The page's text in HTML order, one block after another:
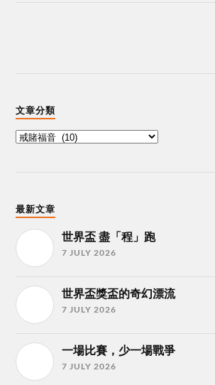
文章分類
最新文章
世界盃 盡「程」跑
7 JULY 2026
世界盃獎盃的奇幻漂流
7 JULY 2026
一場比賽，少一場戰爭
7 JULY 2026